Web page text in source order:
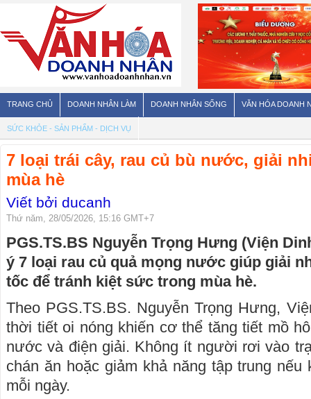
TRANG CHỦ DOANH NHÂN LÀM DOANH NHÂN SỐNG VĂN HÓA DOANH
SỨC KHỎE - SẢN PHẨM - DỊCH VỤ
7 loại trái cây, rau củ bù nước, giải
mùa hè
Viết bởi ducanh
Thứ năm, 28/05/2026, 15:16 GMT+7
PGS.TS.BS Nguyễn Trọng Hưng (Viện
ý 7 loại rau củ quả mọng nước giúp giải
tốc để tránh kiệt sức trong mùa hè.
Theo PGS.TS.BS. Nguyễn Trọng Hưng,
thời tiết oi nóng khiến cơ thể tăng tiết mồ
nước và điện giải. Không ít người rơi vào
chán ăn hoặc giảm khả năng tập trung
mỗi ngày.